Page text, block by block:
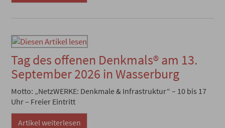
Tag des offenen Denkmals® am 13.
September 2026 in Wasserburg
Motto: „NetzWERKE: Denkmale & Infrastruktur“ – 10 bis 17
Uhr – Freier Eintritt
Artikel weiterlesen